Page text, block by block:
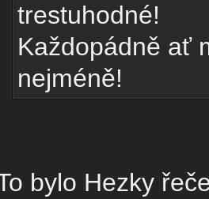
trestuhodné!
Každopádně ať
nejméně!
bylo Hezky